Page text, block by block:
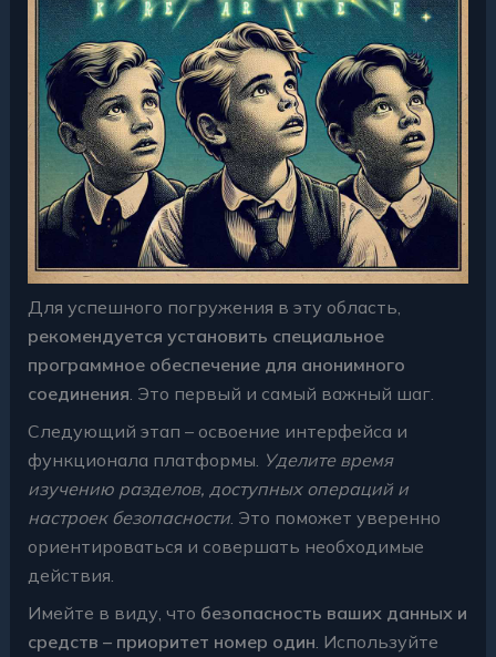
Для успешного погружения в эту область,
рекомендуется установить специальное
программное обеспечение для анонимного
соединения . Это первый и самый важный шаг.
Следующий этап – освоение интерфейса и
функционала платформы. Уделите время
изучению разделов, доступных операций и
настроек безопасности. Это поможет уверенно
ориентироваться и совершать необходимые
действия.
Имейте в виду, что безопасность ваших данных и
средств – приоритет номер один . Используйте